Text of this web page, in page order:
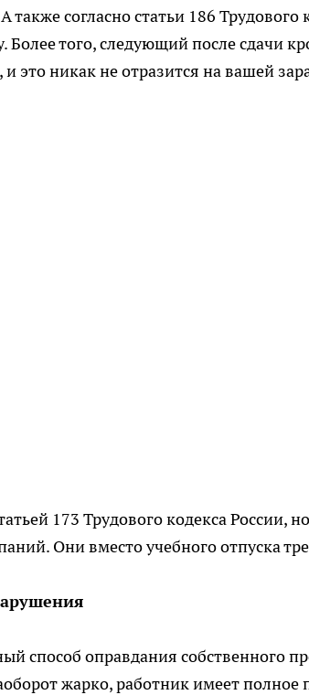
также согласно статьи 186
Более того, следующий после сдачи
это никак не отразится на вашей
173 Трудового кодекса России,
Они вместо учебного отпуска
способ оправдания собственного
жарко, работник имеет полное